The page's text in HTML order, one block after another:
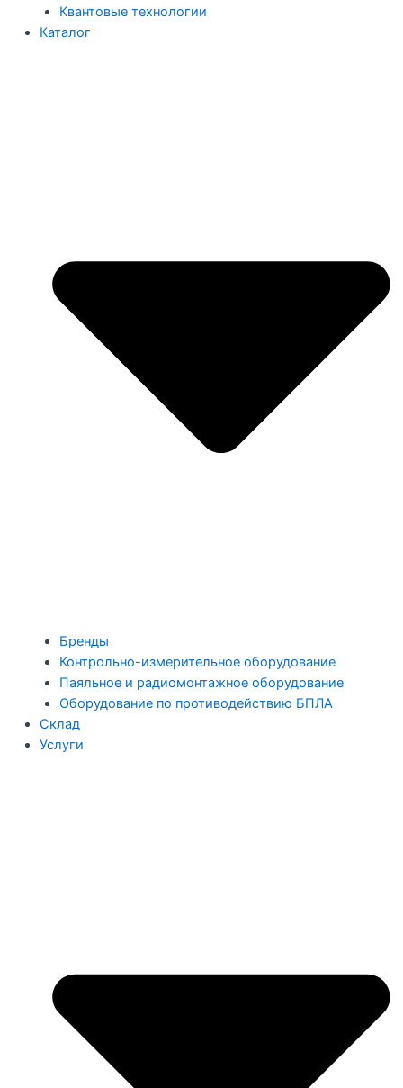
Квантовые технологии
Каталог
Бренды
Контрольно-измерительное оборудование
Паяльное и радиомонтажное оборудование
Оборудование по противодействию БПЛА
Склад
Услуги